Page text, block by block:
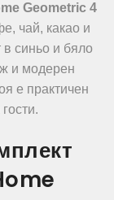
Geometric 4
чай, какао и
синьо и бяло
и модерен
е практичен